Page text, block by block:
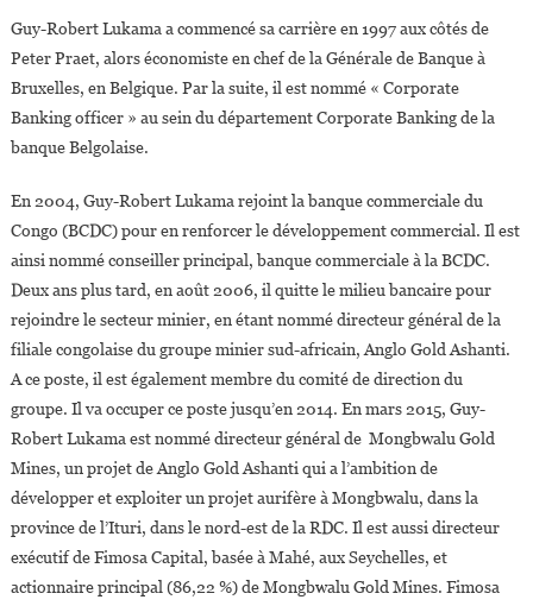
Guy-Robert Lukama a commencé sa carrière en 1997 aux côtés de
Peter Praet, alors économiste en chef de la Générale de Banque à
Bruxelles, en Belgique. Par la suite, il est nommé « Corporate
Banking officer » au sein du département Corporate Banking de la
banque Belgolaise.
En 2004, Guy-Robert Lukama rejoint la banque commerciale du
Congo (BCDC) pour en renforcer le développement commercial. Il est
ainsi nommé conseiller principal, banque commerciale à la BCDC.
Deux ans plus tard, en août 2006, il quitte le milieu bancaire pour
rejoindre le secteur minier, en étant nommé directeur général de la
filiale congolaise du groupe minier sud-africain, Anglo Gold Ashanti.
A ce poste, il est également membre du comité de direction du
groupe. Il va occuper ce poste jusqu’en 2014. En mars 2015, Guy-
Robert Lukama est nommé directeur général de Mongbwalu Gold
Mines, un projet de Anglo Gold Ashanti qui a l’ambition de
développer et exploiter un projet aurifère à Mongbwalu, dans la
province de l’Ituri, dans le nord-est de la RDC. Il est aussi directeur
exécutif de Fimosa Capital, basée à Mahé, aux Seychelles, et
actionnaire principal (86,22 %) de Mongbwalu Gold Mines. Fimosa